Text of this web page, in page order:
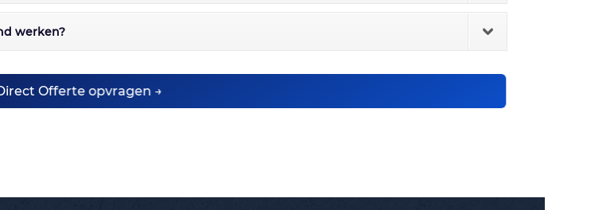
werken?
Offerte opvragen →